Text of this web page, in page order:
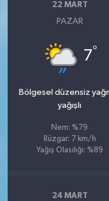
22 MART
PAZAR
7°
Bölgesel düzensiz
yağışlı
Nem: %79
Rüzgar: 7 km/h
Yağış Olasılığı: %89
24 MART